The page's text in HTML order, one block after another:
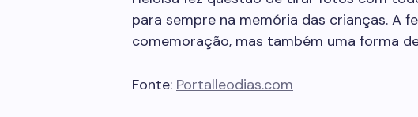
para sempre na memória das crianças. A
comemoração, mas também uma forma
Fonte: Portalleodias.com